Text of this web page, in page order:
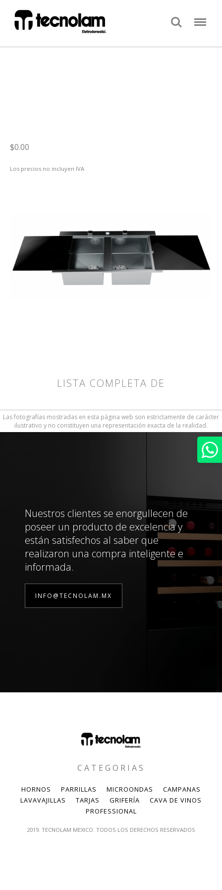
Search Menu
$0.00
Los precios no incluyen IVA
LISTA COMPLETA DE
Las fotografías mostradas en esta página web son estrictamente de carácter
ilustrativo y no constituyen una representación exacta de la realidad.
Nuestros clientes se enorgullecen de
poseer un producto de excelencia y
están satisfechos al saber que
realizaron una compra inteligente e
informada.
INFO@TECNOLAM.MX
CATEGORIAS
HORNOS PARRILLAS MICROONDAS
CAMPANAS
LAVAVAJILLAS
TARJAS GRIFERÍA
CAVA DE VINOS
PROFESSIONAL
2019. TECNOLAM MEXICO. TODOS LOS DERECHOS RESERVADOS